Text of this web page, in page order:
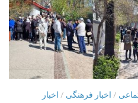
/ اخبار فرهنگی / اخبار